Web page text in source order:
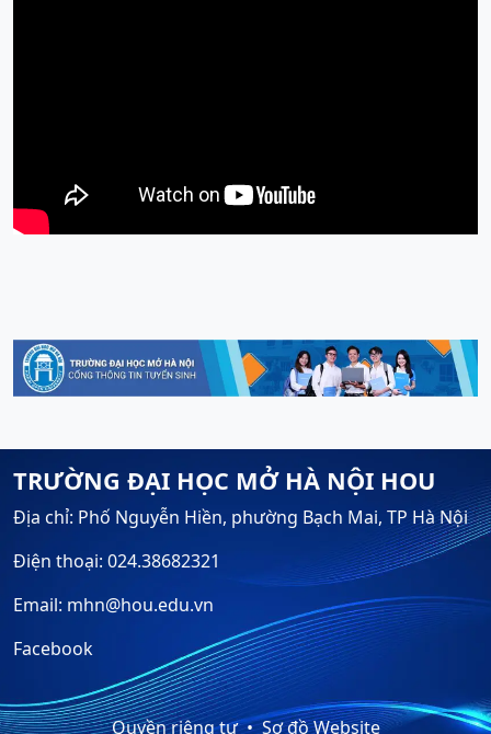
TRƯỜNG ĐẠI HỌC MỞ HÀ NỘI HOU
Địa chỉ: Phố Nguyễn Hiền, phường Bạch Mai, TP Hà Nội
Điện thoại: 024.38682321
Email: mhn@hou.edu.vn
Facebook
Quyền riêng tư Sơ đồ Website